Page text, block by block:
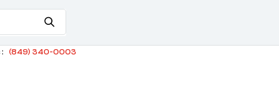
(849) 340-0003